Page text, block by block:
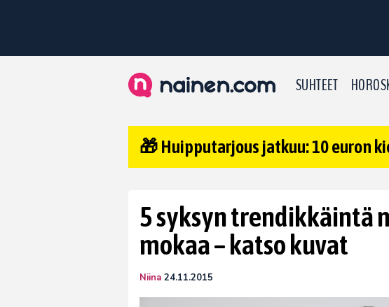
SUHTEET
🎁 Huipputarjous jatkuu: 10 euron
5 syksyn trendikkäintä
mokaa – katso kuvat
Niina 24.11.2015